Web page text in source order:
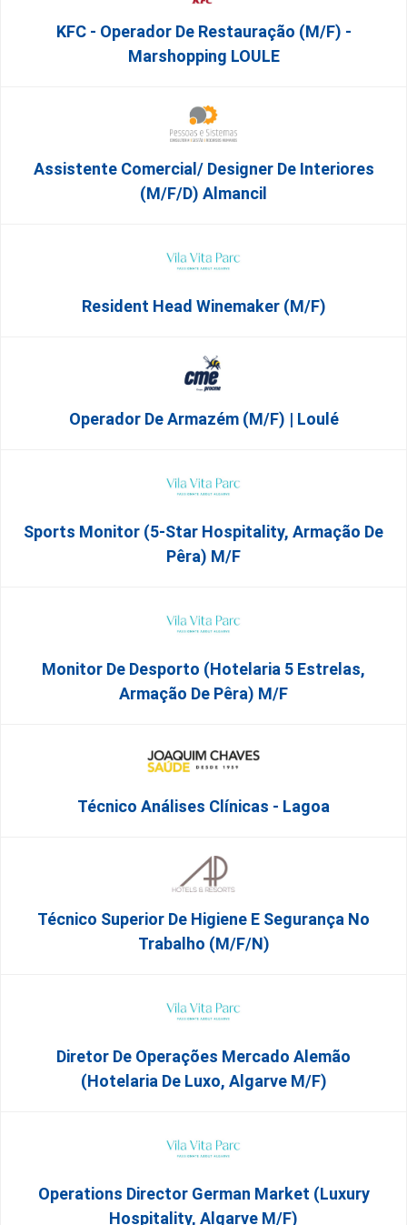
KFC - Operador De Restauração (m/f) -
Marshopping LOULE
Assistente Comercial/ Designer De Interiores
(m/f/d) Almancil
Resident Head Winemaker (m/f)
Operador De Armazém (m/f) | Loulé
Sports Monitor (5-Star Hospitality, Armação De
Pêra) M/f
Monitor De Desporto (Hotelaria 5 Estrelas,
Armação De Pêra) M/f
Técnico Análises Clínicas - Lagoa
Técnico Superior De Higiene E Segurança No
Trabalho (m/f/n)
Diretor De Operações Mercado Alemão
(Hotelaria De Luxo, Algarve M/F)
Operations Director German Market (Luxury
Hospitality, Algarve M/F)